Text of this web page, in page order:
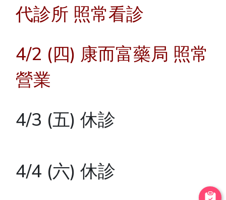
代診所 照常看診
4/2 (四) 康而富藥局 照常
營業
4/3 (五) 休診
4/4 (六) 休診